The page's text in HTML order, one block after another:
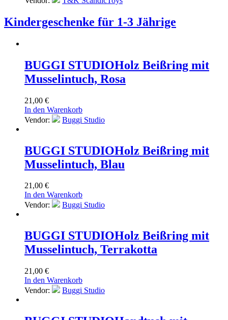
Kindergeschenke für 1-3 Jährige
BUGGI STUDIOHolz Beißring mit
Musselintuch, Rosa
21,00 €
In den Warenkorb
Vendor:
Buggi Studio
BUGGI STUDIOHolz Beißring mit
Musselintuch, Blau
21,00 €
In den Warenkorb
Vendor:
Buggi Studio
BUGGI STUDIOHolz Beißring mit
Musselintuch, Terrakotta
21,00 €
In den Warenkorb
Vendor:
Buggi Studio